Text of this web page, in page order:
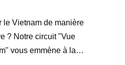
le Vietnam de manière
? Notre circuit "Vue
vous emmène à la